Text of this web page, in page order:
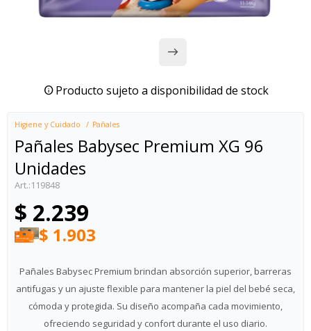
Producto sujeto a disponibilidad de stock
Higiene y Cuidado Pañales
Pañales Babysec Premium XG 96
Unidades
119848
$ 2.239
$ 1.903
Pañales Babysec Premium brindan absorción superior, barreras
antifugas y un ajuste flexible para mantener la piel del bebé seca,
cómoda y protegida. Su diseño acompaña cada movimiento,
ofreciendo seguridad y confort durante el uso diario.